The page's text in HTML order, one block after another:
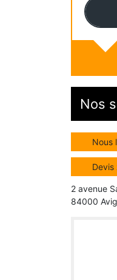
Nos
Nous
Devis
2 avenue
84000